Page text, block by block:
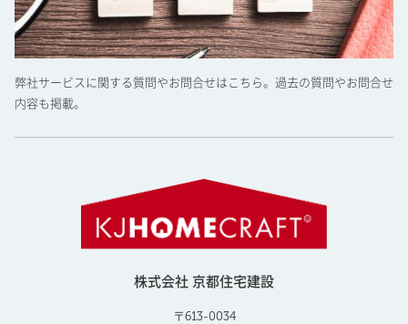
弊社サービスに関する質問やお問合せはこちら。過去の質問やお問合せ
内容も掲載。
株式会社 京都住宅建設
〒613-0034